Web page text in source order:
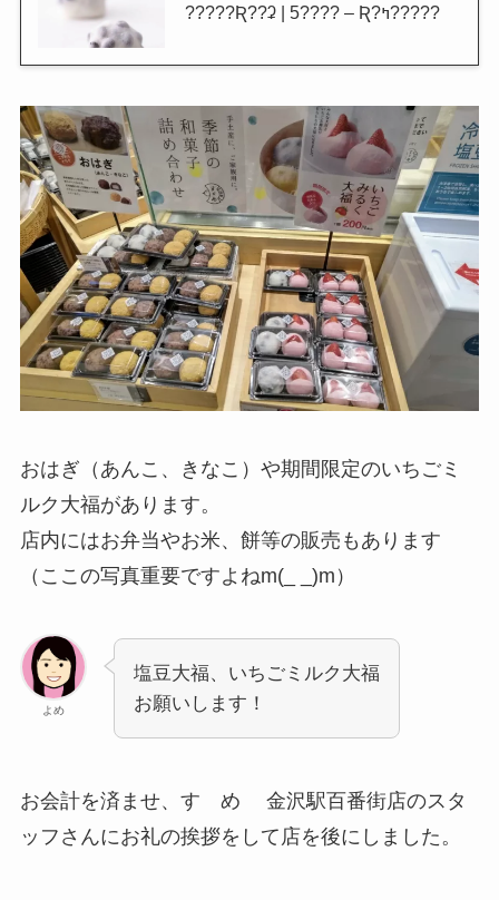
?????Ʀ??ʡ | 5???? – Ʀ?ߤ?????
おはぎ（あんこ、きなこ）や期間限定のいちごミ
ルク大福があります。
店内にはお弁当やお米、餅等の販売もあります
（ここの写真重要ですよねm(_ _)m）
よめ
塩豆大福、いちごミルク大福
お願いします！
お会計を済ませ、すゞめ 金沢駅百番街店のスタ
ッフさんにお礼の挨拶をして店を後にしました。